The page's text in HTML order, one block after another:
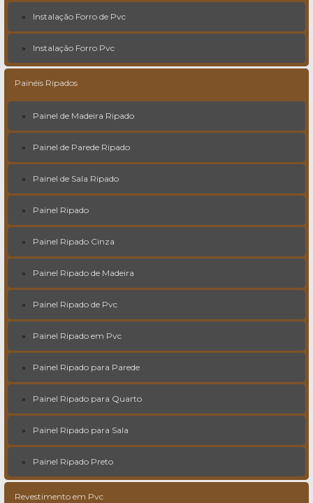
Instalação Forro de Pvc
Instalação Forro Pvc
Painéis Ripados
Painel de Madeira Ripado
Painel de Parede Ripado
Painel de Sala Ripado
Painel Ripado
Painel Ripado Cinza
Painel Ripado de Madeira
Painel Ripado de Pvc
Painel Ripado em Pvc
Painel Ripado para Parede
Painel Ripado para Quarto
Painel Ripado para Sala
Painel Ripado Preto
Revestimento em Pvc